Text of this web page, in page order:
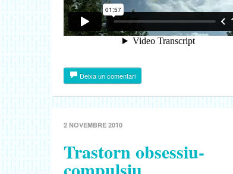
Deixa un comentari
2 NOVEMBRE 2010
Trastorn obsessiu-